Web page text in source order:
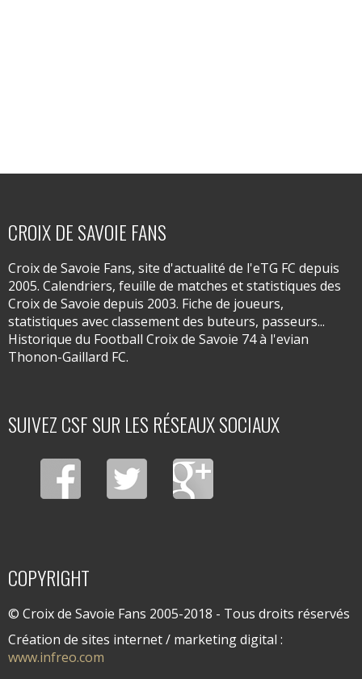
CROIX DE SAVOIE FANS
Croix de Savoie Fans, site d'actualité de l'eTG FC depuis
2005. Calendriers, feuille de matches et statistiques des
Croix de Savoie depuis 2003. Fiche de joueurs,
statistiques avec classement des buteurs, passeurs...
Historique du Football Croix de Savoie 74 à l'evian
Thonon-Gaillard FC.
SUIVEZ CSF SUR LES RÉSEAUX SOCIAUX
COPYRIGHT
© Croix de Savoie Fans 2005-2018 - Tous droits réservés
Création de sites internet / marketing digital :
www.infreo.com